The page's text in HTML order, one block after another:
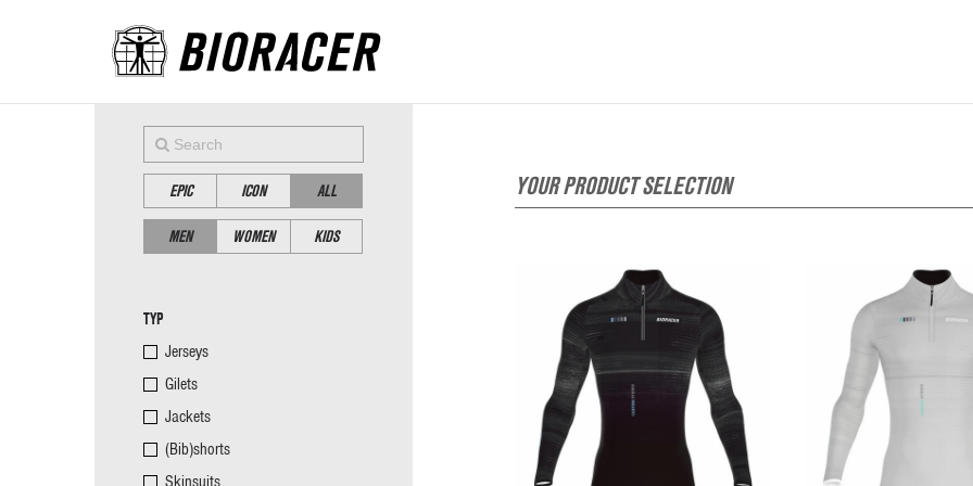
EPIC ICON ALL
MEN WOMEN KIDS
TYP
Jerseys
Gilets
Jackets
(Bib)shorts
Skinsuits
YOUR PRODUCT SELECTION